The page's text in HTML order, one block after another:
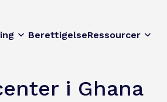
BerettigelseRessourcer
i Ghana